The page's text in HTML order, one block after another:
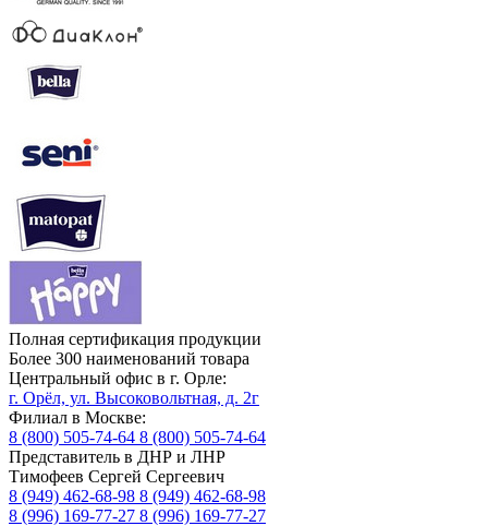
Полная сертификация продукции
Более 300 наименований товара
Центральный офис в г. Орле:
г. Орёл, ул. Высоковольтная, д. 2г
Филиал в Москве:
8 (800) 505-74-64 8 (800) 505-74-64
Представитель в ДНР и ЛНР
Тимофеев Сергей Сергеевич
8 (949) 462-68-98 8 (949) 462-68-98
8 (996) 169-77-27 8 (996) 169-77-27